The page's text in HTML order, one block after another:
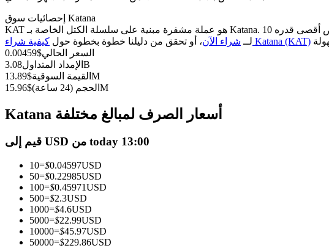
العقود الآجلة باستخدام USDC كضمان
إحصائيات سوق Katana
KAT هو عملة مشفرة مبنية على سلسلة الكتل الخاصة بـ Katana. لديها عرض أقصى قدره 10B، مع إجمالي عرض حالي قدره 10B وعرض متداول قدره 3.08B، مما يمنحها قيمة سوقية قدرها 13.89M. انقر هنا
لــ شراء الآن، أو تحقق من دليلنا خطوة بخطوة حول كيفية شراء Katana (KAT)
السعر الحالي$
0.00459
الإمداد المتداول 3.08B
القيمة السوقية$
13.89M
الحجم (24 ساعة)
$ 15.96M
Katana أسعار الصرف لمبالغ مختلفة
قيم إلى USD من today 13:00
10=$0.04597USD
50=$0.22985USD
100=$0.45971USD
500=$2.3USD
1000=$4.6USD
5000=$22.99USD
10000=$45.97USD
50000=$229.86USD